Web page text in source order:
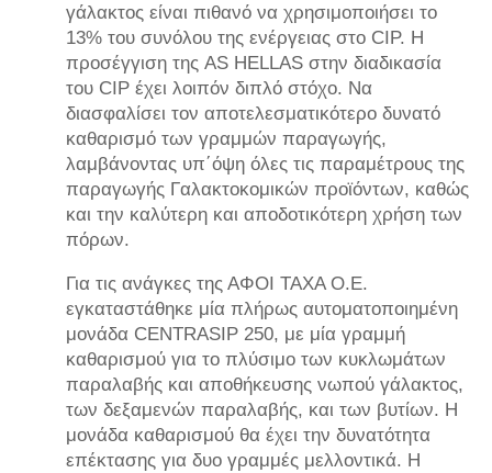
γάλακτος είναι πιθανό να χρησιμοποιήσει το
13% του συνόλου της ενέργειας στο CIP. Η
προσέγγιση της AS HELLAS στην διαδικασία
του CIP έχει λοιπόν διπλό στόχο. Να
διασφαλίσει τον αποτελεσματικότερο δυνατό
καθαρισμό των γραμμών παραγωγής,
λαμβάνοντας υπ΄όψη όλες τις παραμέτρους της
παραγωγής Γαλακτοκομικών προϊόντων, καθώς
και την καλύτερη και αποδοτικότερη χρήση των
πόρων.
Για τις ανάγκες της ΑΦΟΙ ΤΑΧΑ Ο.Ε.
εγκαταστάθηκε μία πλήρως αυτοματοποιημένη
μονάδα CENTRASIP 250, με μία γραμμή
καθαρισμού για το πλύσιμο των κυκλωμάτων
παραλαβής και αποθήκευσης νωπού γάλακτος,
των δεξαμενών παραλαβής, και των βυτίων. Η
μονάδα καθαρισμού θα έχει την δυνατότητα
επέκτασης για δυο γραμμές μελλοντικά. Η